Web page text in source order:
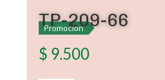
Promoción
TP-209-66
$ 9.500